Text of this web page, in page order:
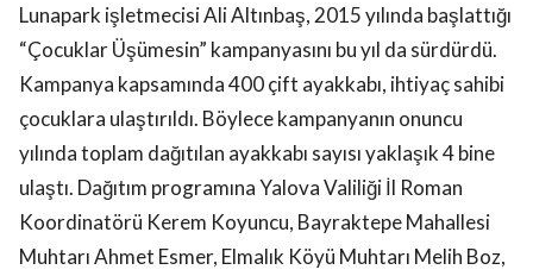
Saklıdır.
Lunapark işletmecisi Ali Altınbaş, 2015 yılında başlattığı
“Çocuklar Üşümesin” kampanyasını bu yıl da sürdürdü.
Kampanya kapsamında 400 çift ayakkabı, ihtiyaç sahibi
çocuklara ulaştırıldı. Böylece kampanyanın onuncu
yılında toplam dağıtılan ayakkabı sayısı yaklaşık 4 bine
ulaştı. Dağıtım programına Yalova Valiliği İl Roman
Koordinatörü Kerem Koyuncu, Bayraktepe Mahallesi
Muhtarı Ahmet Esmer, Elmalık Köyü Muhtarı Melih Boz,